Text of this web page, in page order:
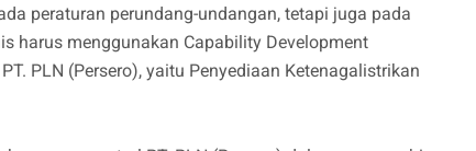
peraturan perundang-undangan, tetapi juga pada
harus menggunakan Capability Development
PLN (Persero), yaitu Penyediaan Ketenagalistrikan